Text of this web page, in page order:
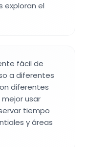
exploran el
fácil de
a diferentes
diferentes
mejor usar
tiempo
y áreas